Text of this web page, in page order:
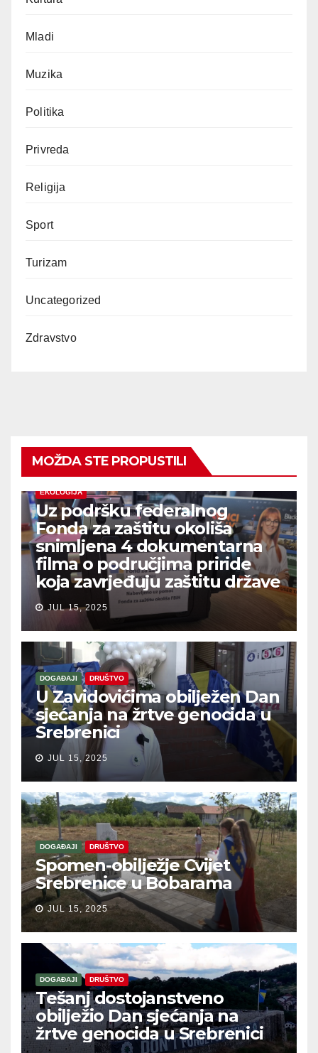
Mladi
Muzika
Politika
Privreda
Religija
Sport
Turizam
Uncategorized
Zdravstvo
MOŽDA STE PROPUSTILI
EKOLOGIJA
Uz podršku federalnog
Fonda za zaštitu okoliša
snimljena 4 dokumentarna
filma o područjima priride
koja zavrjeđuju zaštitu države
JUL 15, 2025
DOGAĐAJI DRUŠTVO
U Zavidovićima obilježen Dan
sjećanja na žrtve genocida u
Srebrenici
JUL 15, 2025
DOGAĐAJI DRUŠTVO
Spomen-obilježje Cvijet
Srebrenice u Bobarama
JUL 15, 2025
DOGAĐAJI DRUŠTVO
Tešanj dostojanstveno
obilježio Dan sjećanja na
žrtve genocida u Srebrenici